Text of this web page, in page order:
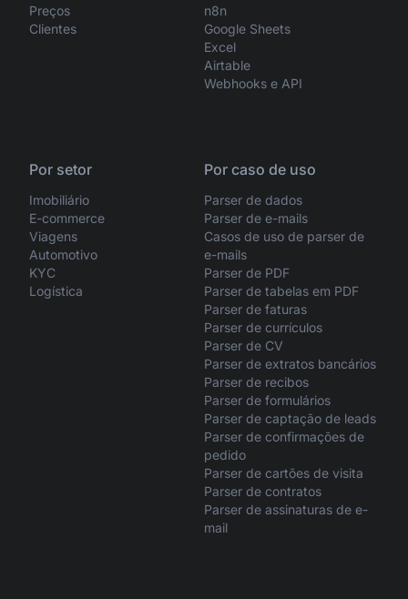
Preços
Clientes
n8n
Google Sheets
Excel
Airtable
Webhooks e API
Por setor
Imobiliário
E-commerce
Viagens
Automotivo
KYC
Logística
Por caso de uso
Parser de dados
Parser de e-mails
Casos de uso de parser de
e-mails
Parser de PDF
Parser de tabelas em PDF
Parser de faturas
Parser de currículos
Parser de CV
Parser de extratos bancários
Parser de recibos
Parser de formulários
Parser de captação de leads
Parser de confirmações de
pedido
Parser de cartões de visita
Parser de contratos
Parser de assinaturas de e-
mail